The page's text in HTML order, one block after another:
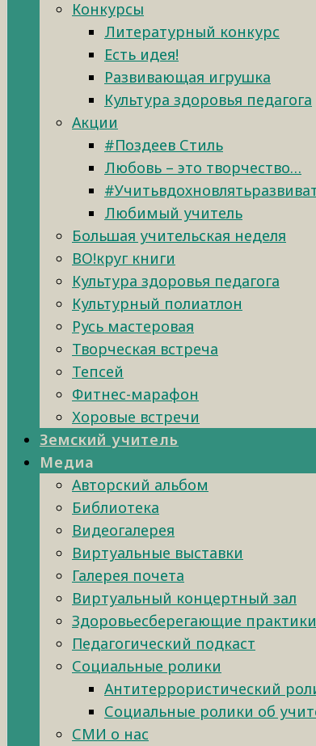
Конкурсы
Литературный конкурс
Есть идея!
Развивающая игрушка
Культура здоровья педагога
Акции
#Поздеев Стиль
Любовь – это творчество…
Любимый учитель
Большая учительская неделя
ВО!круг книги
Культура здоровья педагога
Культурный полиатлон
Русь мастеровая
Творческая встреча
Тепсей
Фитнес-марафон
Хоровые встречи
Земский учитель
Медиа
Авторский альбом
Библиотека
Видеогалерея
Виртуальные выставки
Галерея почета
Виртуальный концертный зал
Здоровьесберегающие практики
Педагогический подкаст
Социальные ролики
Антитеррористический
Социальные ролики об
СМИ о нас